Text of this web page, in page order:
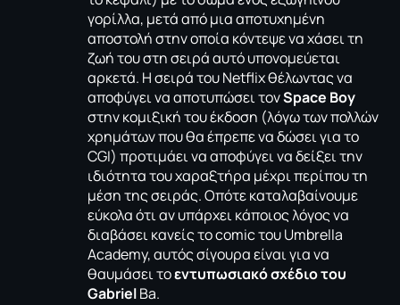
γορίλλα, μετά από μια αποτυχημένη
αποστολή στην οποία κόντεψε να χάσει τη
ζωή του στη σειρά αυτό υπονομεύεται
αρκετά. Η σειρά του Netflix θέλωντας να
αποφύγει να αποτυπώσει τονSpace Boy
στην κομιξική του έκδοση (λόγω των πολλών
χρημάτων που θα έπρεπε να δώσει για το
CGI) προτιμάει να αποφύγει να δείξει την
ιδιότητα του χαραξτήρα μέχρι περίπου τη
μέση της σειράς. Οπότε καταλαβαίνουμε
εύκολα ότι αν υπάρχει κάποιος λόγος να
διαβάσει κανείς το comic του Umbrella
Academy, αυτός σίγουρα είναι για να
θαυμάσει τοεντυπωσιακό σχέδιο του
GabrielBa.